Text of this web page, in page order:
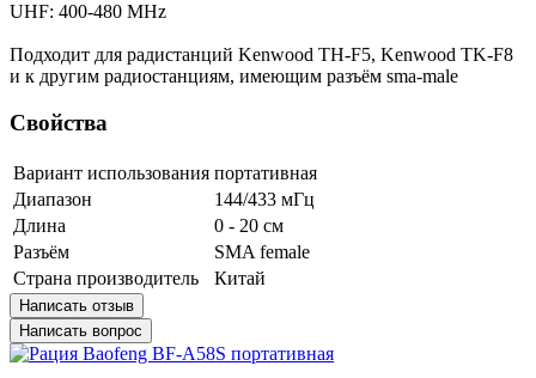
UHF: 400-480 MHz
Подходит для радистанций Kenwood TH-F5, Kenwood TK-F8
и к другим радиостанциям, имеющим разъём sma-male
Свойства
Вариант использования портативная
Диапазон
144/433 мГц
Длина
0 - 20 см
Разъём
SMA female
Страна производитель
Китай
Написать отзыв
Написать вопрос